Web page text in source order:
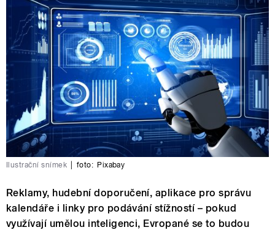
Ilustrační snímek foto: Pixabay
Reklamy, hudební doporučení, aplikace pro správu
kalendáře i linky pro podávání stížností – pokud
využívají umělou inteligenci, Evropané se to budou